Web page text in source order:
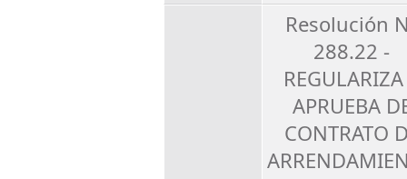
Resolución
288.22 -
APRUEBA
CONTRATO